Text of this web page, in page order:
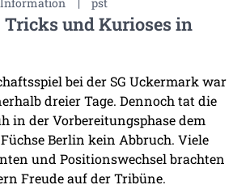
und Kurioses in
bei der SG Uckermark war
dreier Tage. Dennoch tat die
in der Vorbereitungsphase dem
Berlin kein Abbruch. Viele
und Positionswechsel brachten
Freude auf der Tribüne.